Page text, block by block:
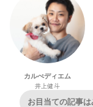
カルぺディエム
井上健斗